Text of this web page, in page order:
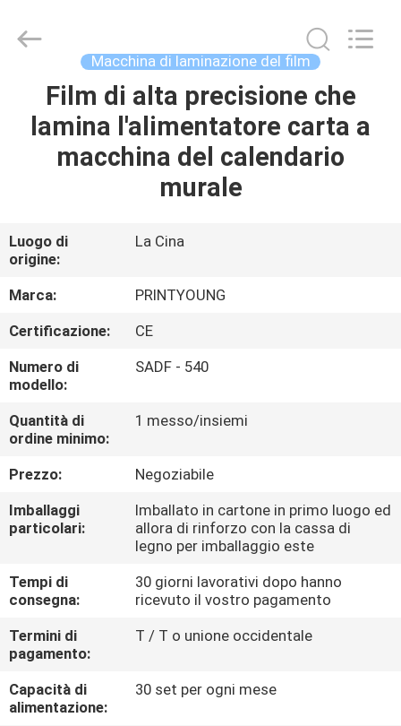
CASA
PRODOTTI
CIRCA
NOI
GIRO
DELLA
FABBRICA
CONTROLLO
DI
QUALITÀ
CONTATTICI
RICHIEDA
UNA
CITAZIONE
Printyoung
International
Macchina di laminazione del film
Film di alta precisione che
lamina l'alimentatore carta a
macchina del calendario
murale
Luogo di
origine:
La Cina
Marca:
PRINTYOUNG
Certificazione:
CE
Numero di
modello:
SADF - 540
Quantità di
ordine minimo:
1 messo/insiemi
Prezzo:
Negoziabile
Imballaggi
particolari:
Imballato in cartone in primo luogo ed
allora di rinforzo con la cassa di
legno per imballaggio este
Tempi di
consegna:
30 giorni lavorativi dopo hanno
ricevuto il vostro pagamento
Termini di
pagamento:
T / T o unione occidentale
Capacità di
alimentazione:
30 set per ogni mese